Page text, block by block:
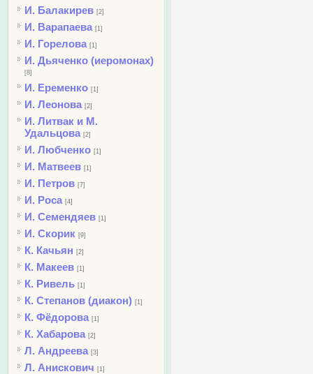
И. Балакирев [2]
И. Варапаева [1]
И. Горелова [1]
И. Дьяченко (иеромонах)
[8]
И. Еременко [1]
И. Леонова [2]
И. Литвак и М.
Удальцова [2]
И. Любченко [1]
И. Матвеев [1]
И. Петров [7]
И. Роса [4]
И. Семендяев [1]
И. Скорик [9]
К. Качьян [2]
К. Макеев [1]
К. Ривель [1]
К. Степанов (диакон) [1]
К. Фёдорова [1]
К. Хабарова [2]
Л. Андреева [3]
Л. Анискович [1]